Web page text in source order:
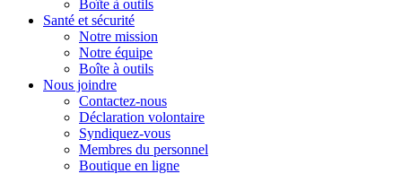
Boîte à outils
Santé et sécurité
Notre mission
Notre équipe
Boîte à outils
Nous joindre
Contactez-nous
Déclaration volontaire
Syndiquez-vous
Membres du personnel
Boutique en ligne